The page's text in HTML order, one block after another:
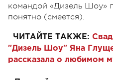
командой «Дизель Шоу»
понятно (смеется).
ЧИТАЙТЕ ТАКЖЕ:
"Дизель Шоу" Яна
рассказала о любимом